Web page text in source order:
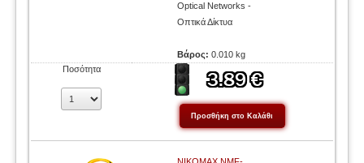
Optical Networks -
Οπτικά Δίκτυα
Βάρος:0.010 kg
Ποσότητα